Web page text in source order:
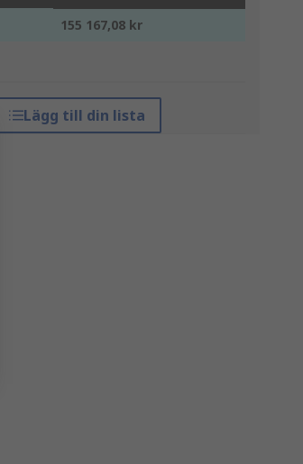
155 167,08 kr
Lägg till din lista